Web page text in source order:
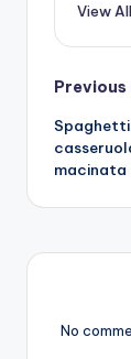
View
Post
Previous
Spaghetti
macinata
No